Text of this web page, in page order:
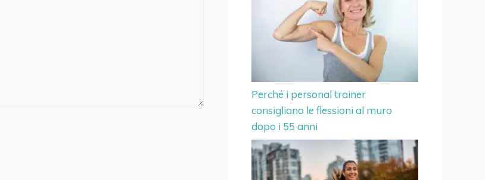
Perché i personal trainer
consigliano le flessioni al muro
dopo i 55 anni